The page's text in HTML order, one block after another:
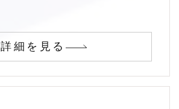
詳細を見る